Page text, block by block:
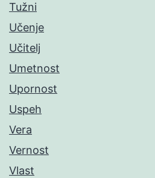
Tužni
Učenje
Učitelj
Umetnost
Upornost
Uspeh
Vera
Vernost
Vlast